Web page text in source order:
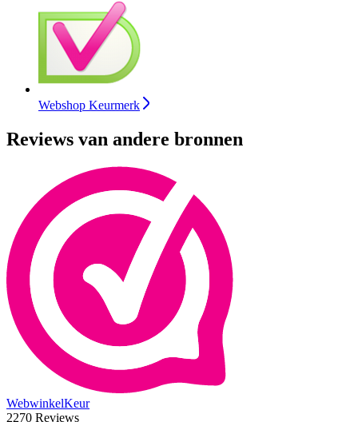
Webshop Keurmerk
Reviews van andere bronnen
WebwinkelKeur
2270 Reviews